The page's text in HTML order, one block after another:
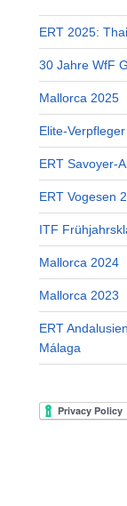
ERT 2025:
30 Jahre WfF
Mallorca 2025
Elite-
ERT Savoyer-
ERT Vogesen
ITF
Mallorca 2024
Mallorca 2023
ERT
Málaga